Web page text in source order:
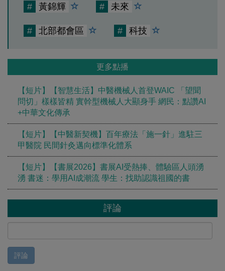
# 黃錦輝 # 未來
# 北部都會區 # 科技
更多點播
【短片】【智慧生活】中醫機械人首登WAIC 「望聞
問切」樣樣皆精 實幹型機械人大顯身手 網民：點讚AI
+中華文化傳承
【短片】【中醫新契機】百年療法「施一針」進駐三
甲醫院 民間針灸邁向標準化體系
【短片】【書展2026】書展AI受熱捧、體驗區人頭湧
湧 書迷：學用AI成潮流 學生：找助認識祖國的書
評論
評論